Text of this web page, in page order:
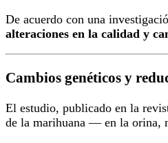
De acuerdo con una
alteraciones en la calidad y
Cambios genéticos y
El estudio, publicado en la
de la marihuana — en la orina,